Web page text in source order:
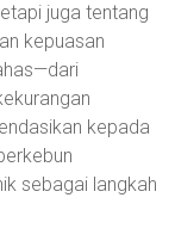
juga tentang
kepuasan
kepada
sebagai langkah